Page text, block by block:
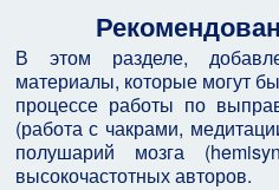
В этом разделе,
материалы, которые могут
процессе работы по
(работа с чакрами,
полушарий мозга
высокочастотных авторов.